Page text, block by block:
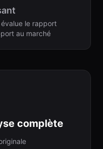
le rapport
au marché
complète